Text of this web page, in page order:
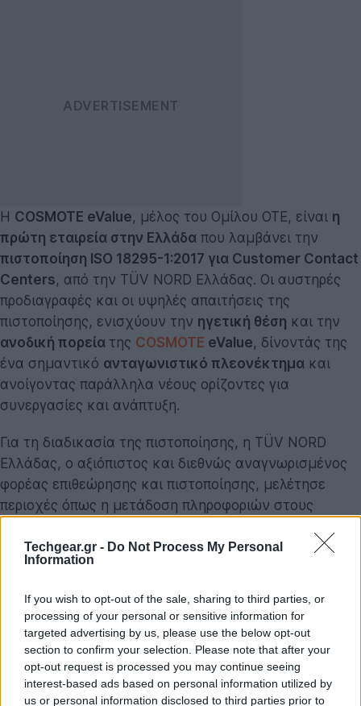
Techgear.gr - Do Not Process My Personal
Information
If you wish to opt-out of the sale, sharing to third parties, or
processing of your personal or sensitive information for
targeted advertising by us, please use the below opt-out
section to confirm your selection. Please note that after your
opt-out request is processed you may continue seeing
interest-based ads based on personal information utilized by
us or personal information disclosed to third parties prior to
Η COSMOTE eValue, μέλος του Ομίλου ΟΤΕ, είναι η
πρώτη εταιρεία στην Ελλάδα που λαμβάνει την
πιστοποίηση ISO 18295-1:2017 για Customer Contact
Centers, από την TÜV NORD Ελλάδας. Οι αυστηρές
προδιαγραφές και οι υψηλές απαιτήσεις της
πιστοποίησης, ενισχύουν την ηγετική θέση και την
ανοδική πορεία της COSMOTE eValue, δίνοντάς της
ένα σημαντικό ανταγωνιστικό πλεονέκτημα και
ανοίγοντας παράλληλα νέους ορίζοντες για
συνεργασίες και ανάπτυξη.
Για τη διαδικασία της πιστοποίησης, η TÜV NORD
Ελλάδας, ο αξιόπιστος και διεθνώς αναγνωρισμένος
φορέας επιθεώρησης και πιστοποίησης, μελέτησε
περιοχές όπως η μετάδοση πληροφοριών στους
των πελατών, ο χειρισμός παραπόνων, η προστασία
πελατών, οι ανθρώπινοι πόροι, οι διεργασίες
αλλά και η σχέση με τον πελάτη. Η πιστοποίηση ISO
18295-1:2017 αποτελεί επισφράγισμα της
συστηματικής δουλειάς και της αφοσίωσης της
COSMOTE eValue στην ικανοποίηση του πελάτη και
επιβεβαιώνει τη δέσμευσή της για: